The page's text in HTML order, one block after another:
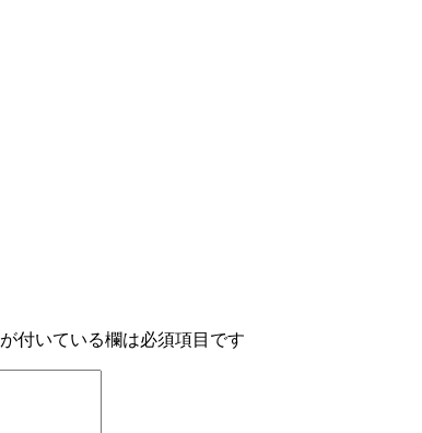
が付いている欄は必須項目です